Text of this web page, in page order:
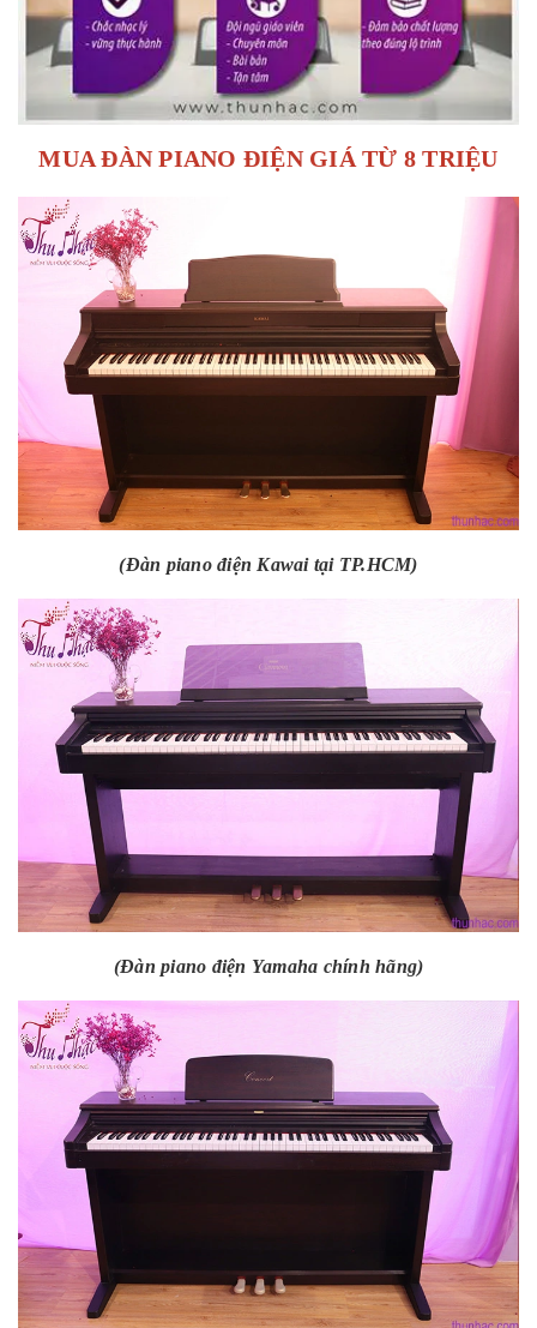
MUA ĐÀN PIANO ĐIỆN GIÁ TỪ 8 TRIỆU
(Đàn piano điện Kawai tại TP.HCM)
(Đàn piano điện Yamaha chính hãng)